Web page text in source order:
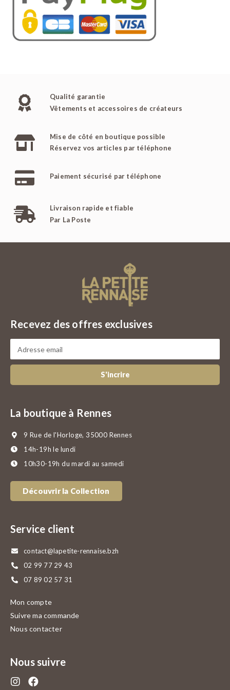
Qualité garantie
Vêtements et accessoires de créateurs
Mise de côté en boutique possible
Réservez vos articles par téléphone
Paiement sécurisé par téléphone
Livraison rapide et fiable
Par La Poste
Recevez des offres exclusives
S'incrire
La boutique à Rennes
9 Rue de l'Horloge, 35000 Rennes
14h-19h le lundi
10h30-19h du mardi au samedi
Découvrir la Collection
Service client
contact@lapetite-rennaise.bzh
02 99 77 29 43
07 89 02 57 31
Mon compte
Suivre ma commande
Nous contacter
Nous suivre